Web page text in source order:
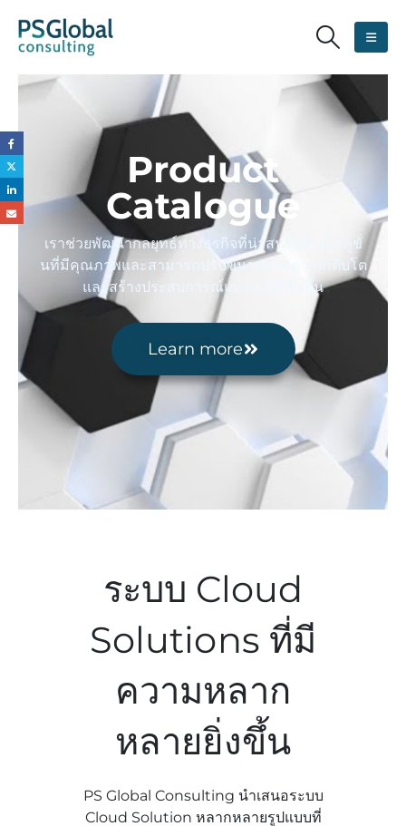
Product
Catalogue
เราช่วยพัฒนากลยุทธ์ทางธุรกิจที่น่าสนใจด้วยโซลูขั่
นที่มีคุณภาพและสามารถปรับขนาดตามความเติบโต
และสร้างประสบการณ์แบรนด์ที่ดียิ่งขึ้น
Learn more
ระบบ Cloud
Solutions ที่มี
ความหลาก
หลายยิ่งขึ้น
PS Global Consulting นำเสนอระบบ
Cloud Solution หลากหลายรูปแบบที่